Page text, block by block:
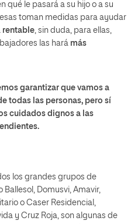
qué le pasará a su hijo o a su
toman medidas para ayudar
rentable, sin duda, para ellas,
las hará más
garantizar que vamos a
todas las personas, pero sí
cuidados dignos a las
los grandes grupos de
Domusvi, Amavir,
o Caser Residencial,
y Cruz Roja, son algunas de